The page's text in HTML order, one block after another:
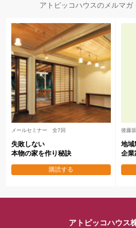
アトピッコハウスのメルマガ
メールセミナー 全7回
失敗しない
本物の家を作り秘訣
購読する
後藤
地域
企業
アトピッコハウス